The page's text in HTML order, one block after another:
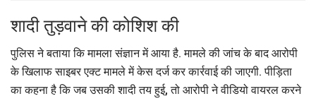
शादी तुड़वाने की कोशिश की
पुलिस ने बताया कि मामला संज्ञान में आया है. मामले की जांच के बाद आरोपी
के खिलाफ साइबर एक्ट मामले में केस दर्ज कर कार्रवाई की जाएगी. पीड़िता
का कहना है कि जब उसकी शादी तय हुई, तो आरोपी ने वीडियो वायरल करने